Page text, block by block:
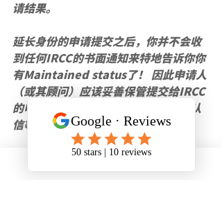
请结果。
延长身份的申请提交之后，你并不会收
到任何IRCC的书面通知来特地告诉你你
有Maintained status了！ 因此申请人
（或其顾问）应该妥善保管提交给IRCC
的申请备份，邮寄追踪信息，提交确认
信等文件。
以上内容整理自网络，侵删。